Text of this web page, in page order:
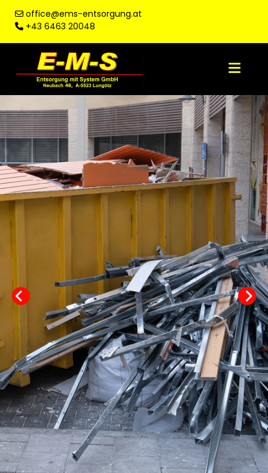
 office@ems-entsorgung.at
 +43 6463 20048